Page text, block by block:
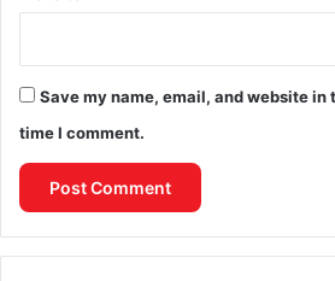
Save my name, email, and website in
time I comment.